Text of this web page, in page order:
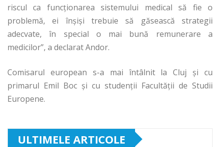
riscul ca funcţionarea sistemului medical să fie o
problemă, ei înşişi trebuie să găsească strategii
adecvate, în special o mai bună remunerare a
medicilor”, a declarat Andor.
Comisarul european s-a mai întâlnit la Cluj şi cu
primarul Emil Boc şi cu studenţii Facultăţii de Studii
Europene.
ULTIMELE ARTICOLE